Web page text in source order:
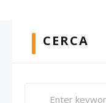
CERCA